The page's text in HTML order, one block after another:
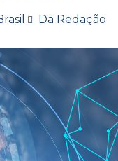
Da Redação